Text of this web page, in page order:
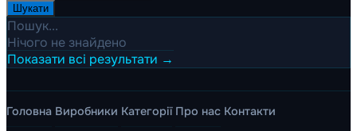
Шукати
Пошук...
Нічого не знайдено
Показати всі результати →
Головна Виробники Категорії Про нас Контакти